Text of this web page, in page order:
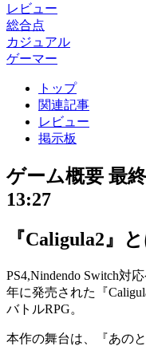
レビュー
総合点
カジュアル
ゲーマー
トップ
関連記事
レビュー
掲示板
ゲーム概要 最
13:27
『Caligula2』
PS4,Nindendo Switch対
年に発売された『
バトルRPG。
本作の舞台は、『あの